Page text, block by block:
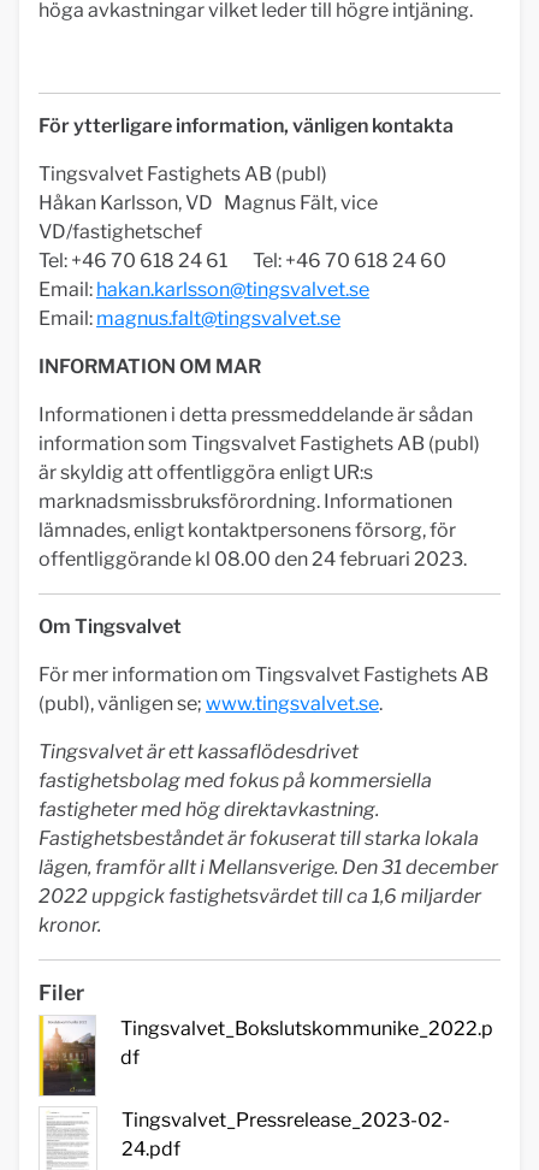
höga avkastningar vilket leder till högre intjäning.
För ytterligare information, vänligen kontakta
Tingsvalvet Fastighets AB (publ)
Håkan Karlsson, VD Magnus Fält, vice
VD/fastighetschef
Tel: +46 70 618 24 61 Tel: +46 70 618 24 60
Email: hakan.karlsson@tingsvalvet.se
Email: magnus.falt@tingsvalvet.se
INFORMATION OM MAR
Informationen i detta pressmeddelande är sådan
information som Tingsvalvet Fastighets AB (publ)
är skyldig att offentliggöra enligt UR:s
marknadsmissbruksförordning. Informationen
lämnades, enligt kontaktpersonens försorg, för
offentliggörande kl 08.00 den 24 februari 2023.
Om Tingsvalvet
För mer information om Tingsvalvet Fastighets AB
(publ), vänligen se; www.tingsvalvet.se.
Tingsvalvet är ett kassaflödesdrivet
fastighetsbolag med fokus på kommersiella
fastigheter med hög direktavkastning.
Fastighetsbeståndet är fokuserat till starka lokala
lägen, framför allt i Mellansverige. Den 31 december
2022 uppgick fastighetsvärdet till ca 1,6 miljarder
kronor.
Filer
Tingsvalvet_Bokslutskommunike_2022.p
df
Tingsvalvet_Pressrelease_2023-02-
24.pdf